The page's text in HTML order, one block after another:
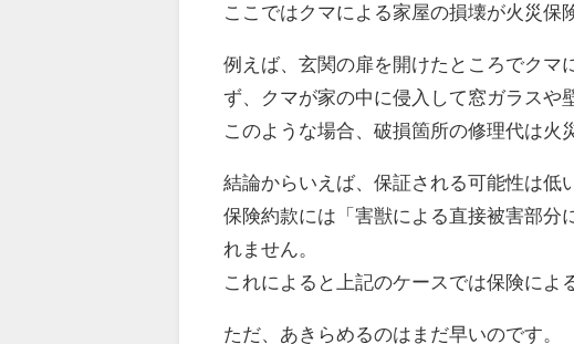
ここではクマによる家屋の損壊が火災保
例えば、玄関の扉を開けたところでクマ
ず、クマが家の中に侵入して窓ガラスや
このような場合、破損箇所の修理代は火
結論からいえば、保証される可能性は低
保険約款には「害獣による直接被害部分
れません。
これによると上記のケースでは保険によ
ただ、あきらめるのはまだ早いのです。